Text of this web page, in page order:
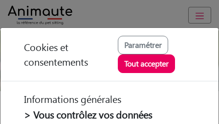
Prix Kelpie Australien
Groupe 1
Prix Kelpie Australien
Cookies et
consentements
Paramétrer
Tout accepter
Informations générales
> Vous contrôlez vos données